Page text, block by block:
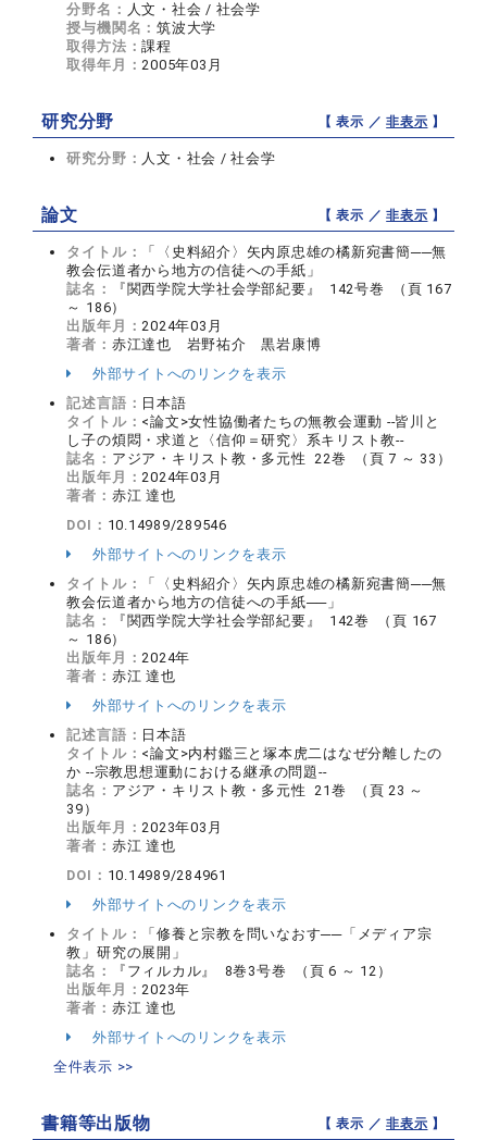
分野名： 人文・社会 / 社会学
授与機関名：筑波大学
取得方法：課程
取得年月：2005年03月
研究分野 【 表示 ／非表示 】
研究分野： 人文・社会 / 社会学
論文 【 表示 ／非表示 】
タイトル：
「〈史料紹介〉矢内原忠雄の橘新宛書簡──無
教会伝道者から地方の信徒への手紙」
誌名：
『関西学院大学社会学部紀要』 142号巻 （頁 167
～ 186）
出版年月：2024年03月
著者： 赤江達也 岩野祐介 黒岩康博
外部サイトへのリンクを表示
記述言語： 日本語
タイトル： <論文>女性協働者たちの無教会運動 --皆川と
し子の煩悶・求道と〈信仰＝研究〉系キリスト教--
誌名： アジア・キリスト教・多元性 22巻 （頁 7 ～ 33）
出版年月：2024年03月
著者： 赤江 達也
DOI： 10.14989/289546
外部サイトへのリンクを表示
タイトル：
「〈史料紹介〉矢内原忠雄の橘新宛書簡──無
教会伝道者から地方の信徒への手紙──」
誌名：
『関西学院大学社会学部紀要』 142巻 （頁 167
～ 186）
出版年月：2024年
著者： 赤江 達也
外部サイトへのリンクを表示
記述言語： 日本語
タイトル： <論文>内村鑑三と塚本虎二はなぜ分離したの
か --宗教思想運動における継承の問題--
誌名： アジア・キリスト教・多元性 21巻 （頁 23 ～
39）
出版年月：2023年03月
著者： 赤江 達也
DOI： 10.14989/284961
外部サイトへのリンクを表示
タイトル：
「修養と宗教を問いなおす──「メディア宗
教」研究の展開」
誌名：
『フィルカル』 8巻3号巻 （頁 6 ～ 12）
出版年月：2023年
著者： 赤江 達也
外部サイトへのリンクを表示
全件表示 >>
書籍等出版物 【 表示 ／非表示 】